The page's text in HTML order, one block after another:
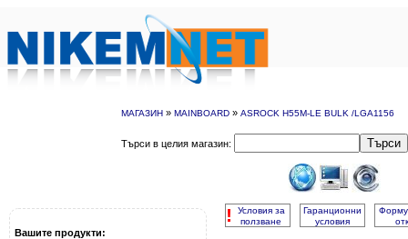
МАГАЗИН » MAINBOARD » ASROCK H55M-LE BULK /LGA1156
Търси в целия магазин: Търси
Вашите продукти:
!
Условия за
ползване
Гаранционни
условия